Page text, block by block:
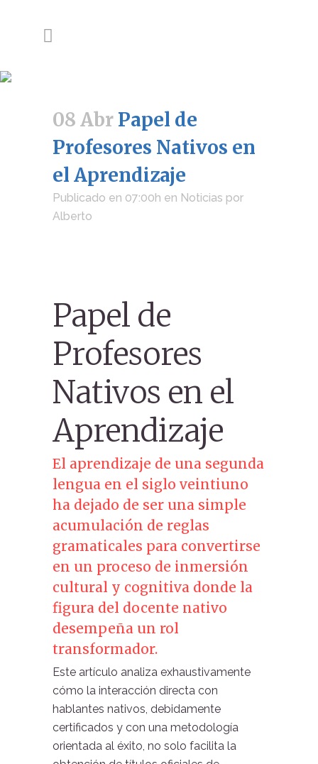
08 Abr Papel de
Profesores Nativos en
el Aprendizaje
Publicado en 07:00h en Noticias por
Alberto
Papel de
Profesores
Nativos en el
Aprendizaje
El aprendizaje de una segunda
lengua en el siglo veintiuno
ha dejado de ser una simple
acumulación de reglas
gramaticales para convertirse
en un proceso de inmersión
cultural y cognitiva donde la
figura del docente nativo
desempeña un rol
transformador.
Este artículo analiza exhaustivamente
cómo la interacción directa con
hablantes nativos, debidamente
certificados y con una metodología
orientada al éxito, no solo facilita la